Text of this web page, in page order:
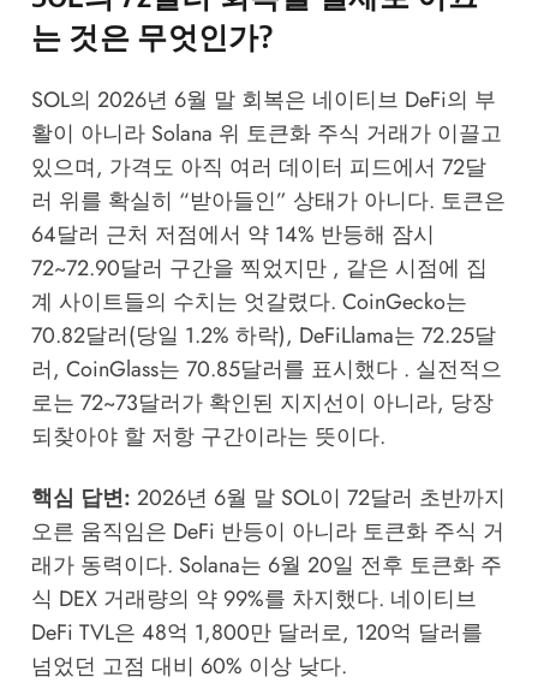
는 것은 무엇인가?
SOL의 2026년 6월 말 회복은 네이티브 DeFi의 부
활이 아니라 Solana 위 토큰화 주식 거래가 이끌고
있으며, 가격도 아직 여러 데이터 피드에서 72달
러 위를 확실히 “받아들인” 상태가 아니다. 토큰은
64달러 근처 저점에서 약 14% 반등해 잠시
72~72.90달러 구간을 찍었지만 , 같은 시점에 집
계 사이트들의 수치는 엇갈렸다. CoinGecko는
70.82달러(당일 1.2% 하락), DeFiLlama는 72.25달
러, CoinGlass는 70.85달러를 표시했다 . 실전적으
로는 72~73달러가 확인된 지지선이 아니라, 당장
되찾아야 할 저항 구간이라는 뜻이다.
핵심 답변: 2026년 6월 말 SOL이 72달러 초반까지
오른 움직임은 DeFi 반등이 아니라 토큰화 주식 거
래가 동력이다. Solana는 6월 20일 전후 토큰화 주
식 DEX 거래량의 약 99%를 차지했다. 네이티브
DeFi TVL은 48억 1,800만 달러로, 120억 달러를
넘었던 고점 대비 60% 이상 낮다.